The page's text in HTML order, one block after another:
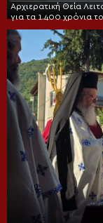
Αρχιερατική Θεία
για τα 1.400 χρόνια